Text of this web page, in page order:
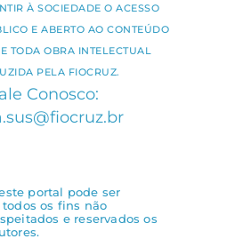
À SOCIEDADE O ACESSO
E ABERTO AO CONTEÚDO
TODA OBRA INTELECTUAL
PELA FIOCRUZ.
Conosco:
portal pode ser
os fins não
e reservados os